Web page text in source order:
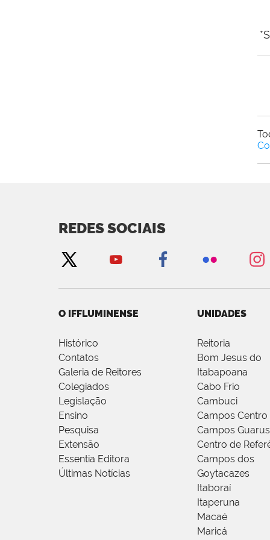
REDES SOCIAIS
O IFFLUMINENSE
Histórico
Contatos
Galeria de Reitores
Colegiados
Legislação
Ensino
Pesquisa
Extensão
Essentia Editora
Últimas Notícias
UNIDADES
Reitoria
Bom Jesus do
Itabapoana
Cabo Frio
Cambuci
Campos Centro
Campos Guarus
Centro de
Campos dos
Goytacazes
Itaboraí
Itaperuna
Macaé
Maricá